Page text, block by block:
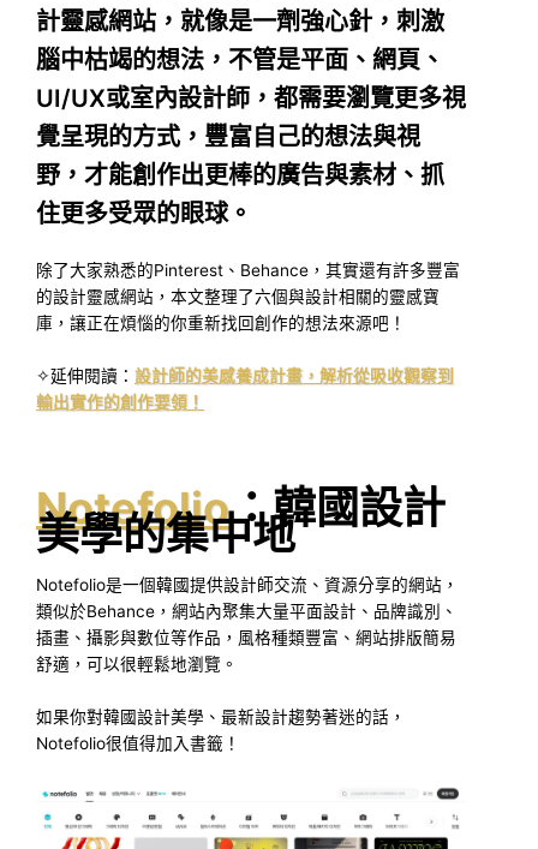
計靈感網站，就像是一劑強心針，刺激
腦中枯竭的想法，不管是平面、網頁、
UI/UX或室內設計師，都需要瀏覽更多視
覺呈現的方式，豐富自己的想法與視
野，才能創作出更棒的廣告與素材、抓
住更多受眾的眼球。
除了大家熟悉的Pinterest、Behance，其實還有許多豐富
的設計靈感網站，本文整理了六個與設計相關的靈感寶
庫，讓正在煩惱的你重新找回創作的想法來源吧！
✧延伸閱讀： 設計師的美感養成計畫，解析從吸收觀察到
輸出實作的創作要領！
Notefolio：韓國設計
美學的集中地
Notefolio是一個韓國提供設計師交流、資源分享的網站，
類似於Behance，網站內聚集大量平面設計、品牌識別、
插畫、攝影與數位等作品，風格種類豐富、網站排版簡易
舒適，可以很輕鬆地瀏覽。
如果你對韓國設計美學、最新設計趨勢著迷的話，
Notefolio很值得加入書籤！